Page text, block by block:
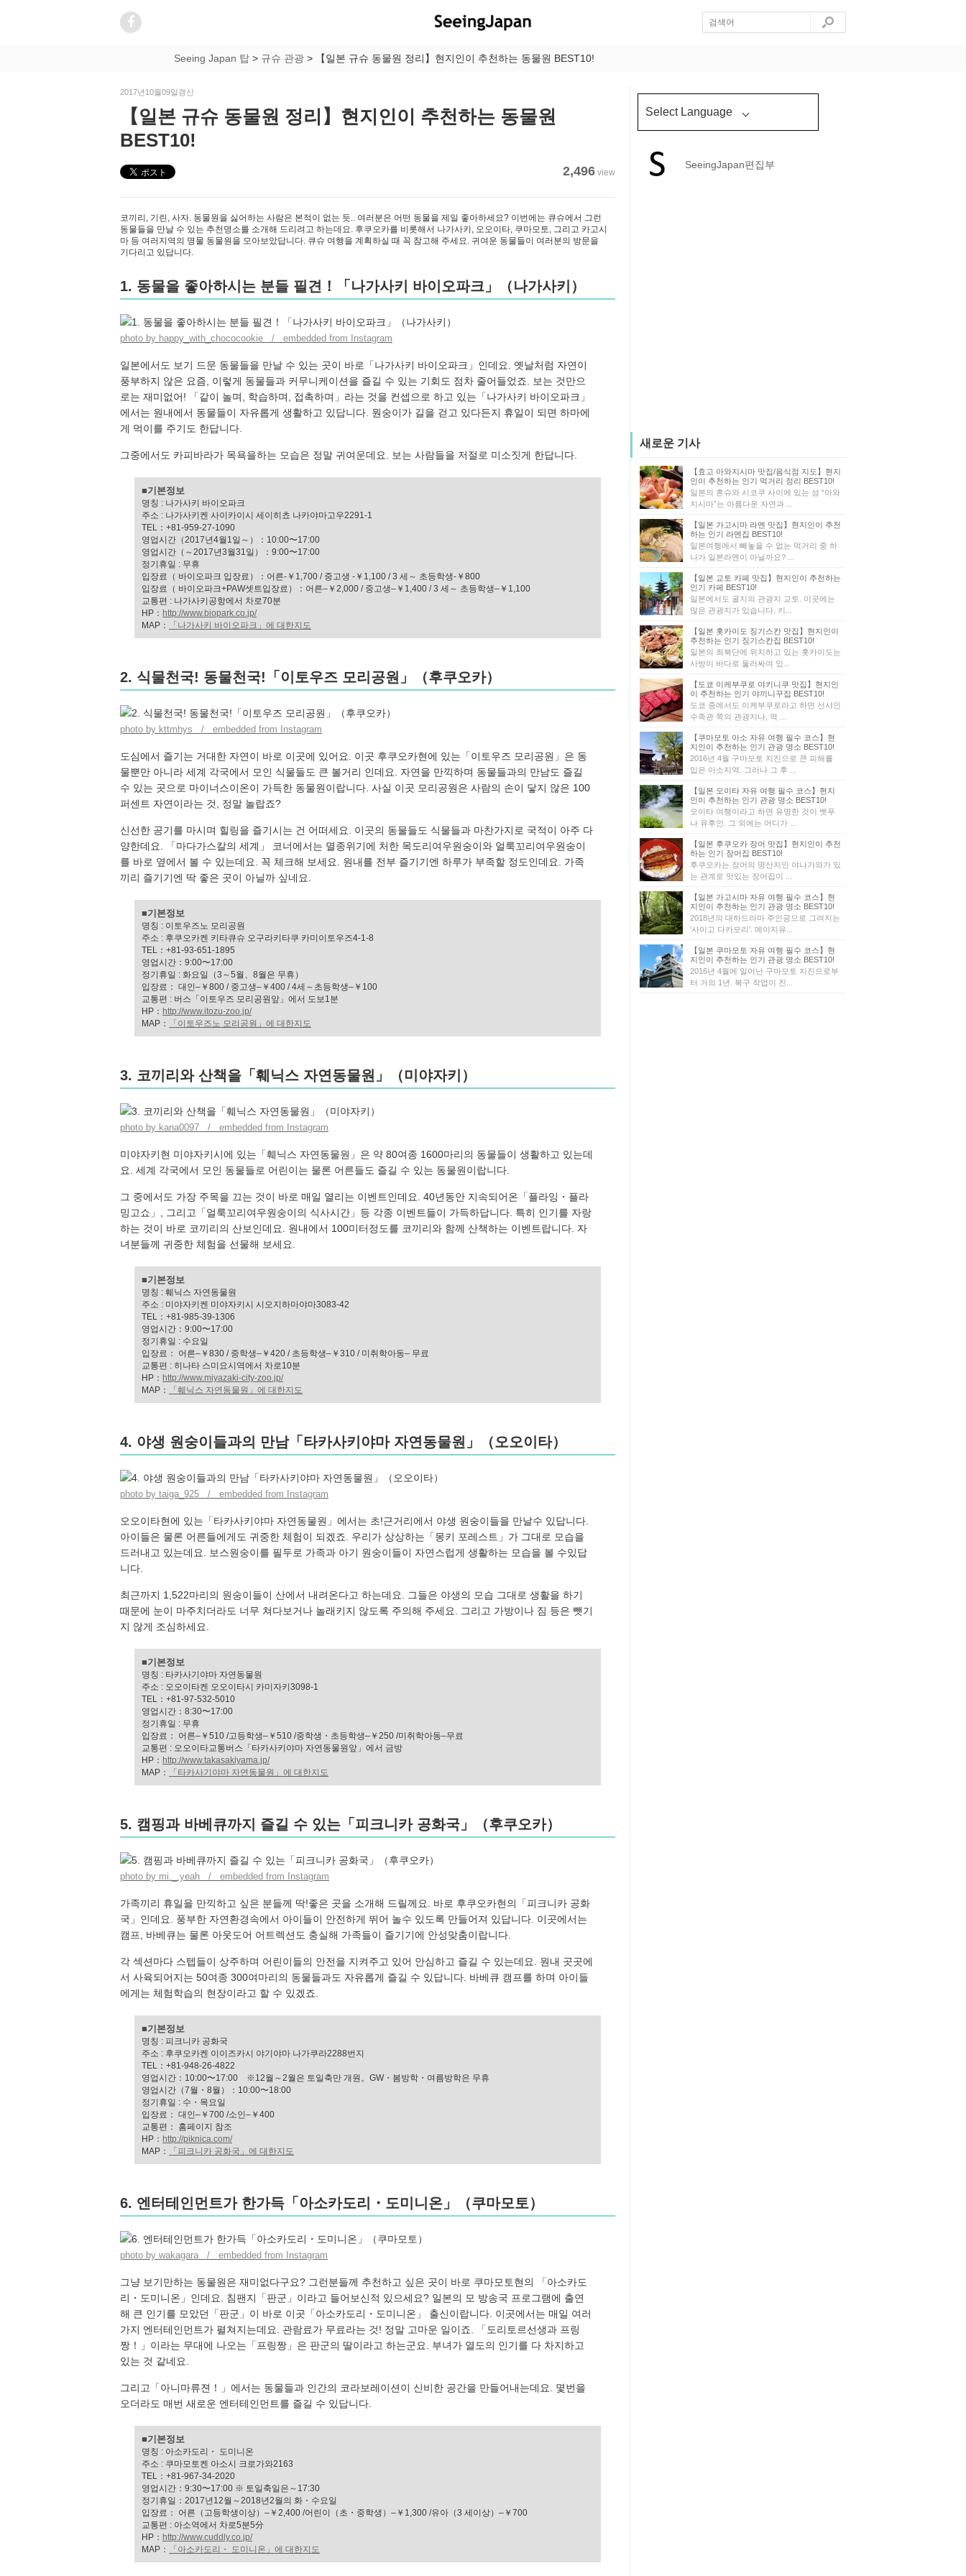
Seeing Japan 탑> 규슈 관광> 【일본 규슈 동물원 정리】현지인이 추천하는 동물원 BEST10!
2017년10월09일갱신
【일본 규슈 동물원 정리】현지인이 추천하는 동물원
BEST10!
2,496 view
코끼리, 기린, 사자. 동물원을 싫어하는 사람은 본적이 없는 듯.. 여러분은 어떤 동물을 제일 좋아하세요? 이번에는 큐슈에서 그런
동물들을 만날 수 있는 추천명소를 소개해 드리려고 하는데요. 후쿠오카를 비롯해서 나가사키, 오오이타, 쿠마모토, 그리고 카고시
마 등 여러지역의 명물 동물원을 모아보았답니다. 큐슈 여행을 계획하실 때 꼭 참고해 주세요. 귀여운 동물들이 여러분의 방문을
기다리고 있답니다.
1. 동물을 좋아하시는 분들 필견！「나가사키 바이오파크」（나가사키）
photo by happy_with_chococookie / embedded from Instagram
일본에서도 보기 드문 동물들을 만날 수 있는 곳이 바로「나가사키 바이오파크」인데요. 옛날처럼 자연이
풍부하지 않은 요즘, 이렇게 동물들과 커무니케이션을 즐길 수 있는 기회도 점차 줄어들었죠. 보는 것만으
로는 재미없어! 「같이 놀며, 학습하며, 접촉하며」라는 것을 컨셉으로 하고 있는「나가사키 바이오파크」
에서는 원내에서 동물들이 자유롭게 생활하고 있답니다. 원숭이가 길을 걷고 있다든지 휴일이 되면 하마에
게 먹이를 주기도 한답니다.
그중에서도 카피바라가 목욕을하는 모습은 정말 귀여운데요. 보는 사람들을 저절로 미소짓게 한답니다.
■기본정보
명칭 : 나가사키 바이오파크
주소 : 나가사키켄 사이카이시 세이히쵸 나카야마고우2291-1
TEL：+81-959-27-1090
영업시간（2017년4월1일～）：10:00〜17:00
영업시간（～2017년3월31일）：9:00〜17:00
정기휴일 : 무휴
입장료（ 바이오파크 입장료）：어른-￥1,700 / 중고생 -￥1,100 / 3 세～ 초등학생-￥800
입장료（ 바이오파크+PAW셋트입장료）：어른–￥2,000 / 중고생–￥1,400 / 3 세～ 초등학생–￥1,100
교통편 : 나가사키공항에서 차로70분
HP： http://www.biopark.co.jp/
MAP：
「나가사키 바이오파크」에 대한지도
2. 식물천국! 동물천국!「이토우즈 모리공원」（후쿠오카）
photo by kttmhys / embedded from Instagram
도심에서 즐기는 거대한 자연이 바로 이곳에 있어요. 이곳 후쿠오카현에 있는「이토우즈 모리공원」은 동
물뿐만 아니라 세계 각국에서 모인 식물들도 큰 볼거리 인데요. 자연을 만끽하며 동물들과의 만남도 즐길
수 있는 곳으로 마이너스이온이 가득한 동물원이랍니다. 사실 이곳 모리공원은 사람의 손이 닿지 않은 100
퍼센트 자연이라는 것, 정말 놀랍죠?
신선한 공기를 마시며 힐링을 즐기시는 건 어떠세요. 이곳의 동물들도 식물들과 마찬가지로 국적이 아주 다
양한데요. 「마다가스칼의 세계」 코너에서는 멸종위기에 처한 목도리여우원숭이와 얼룩꼬리여우원숭이
를 바로 옆에서 볼 수 있는데요. 꼭 체크해 보세요. 원내를 전부 즐기기엔 하루가 부족할 정도인데요. 가족
끼리 즐기기엔 딱 좋은 곳이 아닐까 싶네요.
■기본정보
명칭 : 이토우즈노 모리공원
주소 : 후쿠오카켄 키타큐슈 오구라키타쿠 카미이토우즈4-1-8
TEL：+81-93-651-1895
영업시간：9:00〜17:00
정기휴일 : 화요일（3～5월、8월은 무휴）
입장료： 대인–￥800 / 중고생–￥400 / 4세～초등학생–￥100
교통편 : 버스「이토우즈 모리공원앞」에서 도보1분
HP： http://www.itozu-zoo.jp/
MAP：
「이토우즈노 모리공원」에 대한지도
3. 코끼리와 산책을「훼닉스 자연동물원」（미야자키）
photo by kana0097 / embedded from Instagram
미야자키현 미야자키시에 있는「훼닉스 자연동물원」은 약 80여종 1600마리의 동물들이 생활하고 있는데
요. 세계 각국에서 모인 동물들로 어린이는 물론 어른들도 즐길 수 있는 동물원이랍니다.
그 중에서도 가장 주목을 끄는 것이 바로 매일 열리는 이벤트인데요. 40년동안 지속되어온「플라잉・플라
밍고쇼」, 그리고「얼룩꼬리여우원숭이의 식사시간」등 각종 이벤트들이 가득하답니다. 특히 인기를 자랑
하는 것이 바로 코끼리의 산보인데요. 원내에서 100미터정도를 코끼리와 함께 산책하는 이벤트랍니다. 자
녀분들께 귀중한 체험을 선물해 보세요.
■기본정보
명칭 : 훼닉스 자연동물원
주소 : 미야자키켄 미야자키시 시오지하마야마3083-42
TEL：+81-985-39-1306
영업시간：9:00〜17:00
정기휴일 : 수요일
입장료： 어른–￥830 / 중학생–￥420 / 초등학생–￥310 / 미취학아동– 무료
교통편 : 히나타 스미요시역에서 차로10분
HP： http://www.miyazaki-city-zoo.jp/
MAP：
「훼닉스 자연동물원」에 대한지도
4. 야생 원숭이들과의 만남「타카사키야마 자연동물원」（오오이타）
photo by taiga_925 / embedded from Instagram
오오이타현에 있는「타카사키야마 자연동물원」에서는 초!근거리에서 야생 원숭이들을 만날수 있답니다.
아이들은 물론 어른들에게도 귀중한 체험이 되겠죠. 우리가 상상하는「몽키 포레스트」가 그대로 모습을
드러내고 있는데요. 보스원숭이를 필두로 가족과 아기 원숭이들이 자연스럽게 생활하는 모습을 볼 수있답
니다.
최근까지 1,522마리의 원숭이들이 산에서 내려온다고 하는데요. 그들은 야생의 모습 그대로 생활을 하기
때문에 눈이 마주치더라도 너무 쳐다보거나 놀래키지 않도록 주의해 주세요. 그리고 가방이나 짐 등은 뺏기
지 않게 조심하세요.
■기본정보
명칭 : 타카사기야마 자연동물원
주소 : 오오이타켄 오오이타시 카미자키3098-1
TEL：+81-97-532-5010
영업시간：8:30〜17:00
정기휴일 : 무휴
입장료： 어른–￥510 /고등학생–￥510 /중학생・초등학생–￥250 /미취학아동–무료
교통편 : 오오이타교통버스「타카사키야마 자연동물원앞」에서 금방
HP： http://www.takasakiyama.jp/
MAP：
「타카사기야마 자연동물원」에 대한지도
5. 캠핑과 바베큐까지 즐길 수 있는「피크니카 공화국」（후쿠오카）
photo by mi._.yeah / embedded from Instagram
가족끼리 휴일을 만끽하고 싶은 분들께 딱!좋은 곳을 소개해 드릴께요. 바로 후쿠오카현의「피크니카 공화
국」인데요. 풍부한 자연환경속에서 아이들이 안전하게 뛰어 놀수 있도록 만들어져 있답니다. 이곳에서는
캠프, 바베큐는 물론 아웃도어 어트렉션도 충실해 가족들이 즐기기에 안성맞춤이랍니다.
각 섹션마다 스텝들이 상주하며 어린이들의 안전을 지켜주고 있어 안심하고 즐길 수 있는데요. 원내 곳곳에
서 사육되어지는 50여종 300여마리의 동물들과도 자유롭게 즐길 수 있답니다. 바베큐 캠프를 하며 아이들
에게는 체험학습의 현장이라고 할 수 있겠죠.
■기본정보
명칭 : 피크니카 공화국
주소 : 후쿠오카켄 이이즈카시 야기야마 나가쿠라2288번지
TEL：+81-948-26-4822
영업시간：10:00〜17:00 ※12월～2월은 토일축만 개원。GW・봄방학・여름방학은 무휴
영업시간（7월・8월）：10:00〜18:00
정기휴일 : 수・목요일
입장료： 대인–￥700 /소인–￥400
교통편： 홈페이지 참조
HP： http://piknica.com/
MAP：
「피크니카 공화국」에 대한지도
6. 엔터테인먼트가 한가득「아소카도리・도미니온」（쿠마모토）
photo by wakagara / embedded from Instagram
그냥 보기만하는 동물원은 재미없다구요? 그런분들께 추천하고 싶은 곳이 바로 쿠마모토현의 「아소카도
리・도미니온」인데요. 침팬지「판군」이라고 들어보신적 있으세요? 일본의 모 방송국 프로그램에 출연
해 큰 인기를 모았던「판군」이 바로 이곳「아소카도리・도미니온」 출신이랍니다. 이곳에서는 매일 여러
가지 엔터테인먼트가 펼쳐지는데요. 관람료가 무료라는 것! 정말 고마운 일이죠. 「도리토르선생과 프링
짱！」이라는 무대에 나오는「프링짱」은 판군의 딸이라고 하는군요. 부녀가 열도의 인기를 다 차지하고
있는 것 같네요.
그리고「아니마류젼！」에서는 동물들과 인간의 코라보레이션이 신비한 공간을 만들어내는데요. 몇번을
오더라도 매번 새로운 엔터테인먼트를 즐길 수 있답니다.
■기본정보
명칭 : 아소카도리・ 도미니온
주소 : 쿠마모토켄 아소시 크로가와2163
TEL：+81-967-34-2020
영업시간：9:30〜17:00 ※ 토일축일은～17:30
정기휴일：2017년12월～2018년2월의 화・수요일
입장료： 어른（고등학생이상）–￥2,400 /어린이（초・중학생）–￥1,300 /유아（3 세이상）–￥700
교통편 : 아소역에서 차로5분5分
HP： http://www.cuddly.co.jp/
MAP：
「아소카도리・ 도미니온」에 대한지도
Select Language
SeeingJapan편집부
새로운 기사
【효고 아와지시마 맛집/음식점 지도】현지
인이 추천하는 인기 먹거리 정리 BEST10!
일본의 혼슈와 시코쿠 사이에 있는 섬 “아와
지시마”는 아름다운 자연과 ...
【일본 가고시마 라멘 맛집】현지인이 추천
하는 인기 라멘집 BEST10!
일본여행에서 빼놓을 수 없는 먹거리 중 하
나가 일본라멘이 아닐까요? ...
【일본 교토 카페 맛집】현지인이 추천하는
인기 카페 BEST10!
일본에서도 굴지의 관광지 교토. 이곳에는
많은 관광지가 있습니다. 키...
【일본 홋카이도 징기스칸 맛집】현지인이
추천하는 인기 징기스칸집 BEST10!
일본의 최북단에 위치하고 있는 홋카이도는
사방이 바다로 둘러싸여 있...
【도쿄 이케부쿠로 야키니쿠 맛집】현지인
이 추천하는 인기 야끼니꾸집 BEST10!
도쿄 중에서도 이케부쿠로라고 하면 선샤인
수족관 쪽의 관광지나, 역 ...
【쿠마모토 아소 자유 여행 필수 코스】현
지인이 추천하는 인기 관광 명소 BEST10!
2016년 4월 구마모토 지진으로 큰 피해를
입은 아소지역. 그러나 그 후 ...
【일본 오이타 자유 여행 필수 코스】현지
인이 추천하는 인기 관광 명소 BEST10!
오이타 여행이라고 하면 유명한 것이 벳푸
나 유후인. 그 외에는 어디가 ...
【일본 후쿠오카 장어 맛집】현지인이 추천
하는 인기 장어집 BEST10!
후쿠오카는 장어의 명산지인 야나가와가 있
는 관계로 맛있는 장어집이 ...
【일본 가고시마 자유 여행 필수 코스】현
지인이 추천하는 인기 관광 명소 BEST10!
2018년의 대하드라마 주인공으로 그려지는
‘사이고 다카모리’. 메이지유...
【일본 쿠마모토 자유 여행 필수 코스】현
지인이 추천하는 인기 관광 명소 BEST10!
2016년 4월에 일어난 구마모토 지진으로부
터 거의 1년. 복구 작업이 진...